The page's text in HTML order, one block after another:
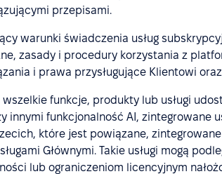
przepisami.
warunki świadczenia usług
zasady i procedury korzystania z
i prawa przysługujące Klientowi
wszelkie funkcje, produkty lub usługi
innymi funkcjonalność AI, zintegrowane
które jest powiązane,
Głównymi. Takie usługi mogą
lub ograniczeniom licencyjnym